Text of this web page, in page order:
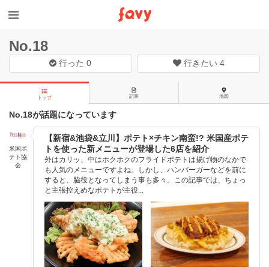
No.18
行った0 行きたい 4
トップ 記事 地図
No.18が話題になっています
米国ポ
テト協
会
【新宿&池袋&立川】ポテト×チキン南蛮!? 米国産ポテ
トを使った新メニューが登場した6店を紹介
外はカリッ、中はホクホクのフライドポテトは揚げ物のなかで
も人気のメニューですよね。しかし、ハンバーガーなどを前に
すると、脇役となってしまう事も多々。この記事では、ちょっ
と主張控えめなポテトが主役...